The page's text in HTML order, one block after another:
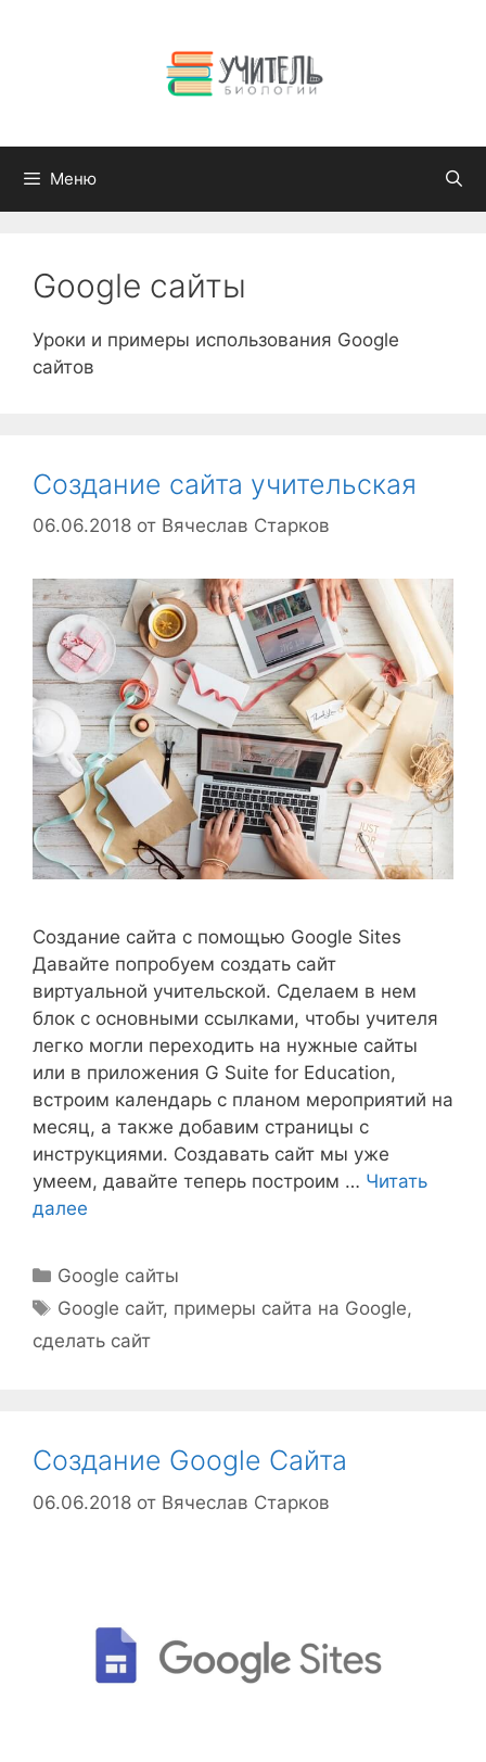
Меню
Google сайты
Уроки и примеры использования Google
сайтов
Создание сайта учительская
06.06.2018 от Вячеслав Старков
Создание сайта с помощью Google Sites
Давайте попробуем создать сайт
виртуальной учительской. Сделаем в нем
блок с основными ссылками, чтобы учителя
легко могли переходить на нужные сайты
или в приложения G Suite for Education,
встроим календарь с планом мероприятий на
месяц, а также добавим страницы с
инструкциями. Создавать сайт мы уже
умеем, давайте теперь построим … Читать
далее
Рубрики
Google сайты
Метки
Google сайт, примеры сайта на Google,
сделать сайт
Создание Google Сайта
06.06.2018 от Вячеслав Старков